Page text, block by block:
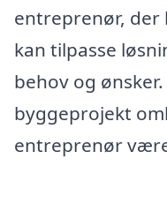
entreprenør, der
kan tilpasse
behov og
byggeprojekt
entreprenør